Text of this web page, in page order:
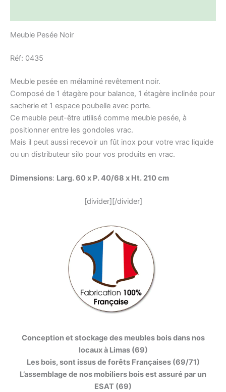
Meuble Pesée Noir
Réf: 0435
Meuble pesée en mélaminé revêtement noir.
Composé de 1 étagère pour balance, 1 étagère inclinée pour
sacherie et 1 espace poubelle avec porte.
Ce meuble peut-être utilisé comme meuble pesée, à
positionner entre les gondoles vrac.
Mais il peut aussi recevoir un fût inox pour votre vrac liquide
ou un distributeur silo pour vos produits en vrac.
Dimensions: Larg. 60 x P. 40/68 x Ht. 210 cm
[divider][/divider]
Conception et stockage des meubles bois dans nos
locaux à Limas (69)
Les bois, sont issus de forêts Françaises (69/71)
L’assemblage de nos mobiliers bois est assuré par un
ESAT (69)